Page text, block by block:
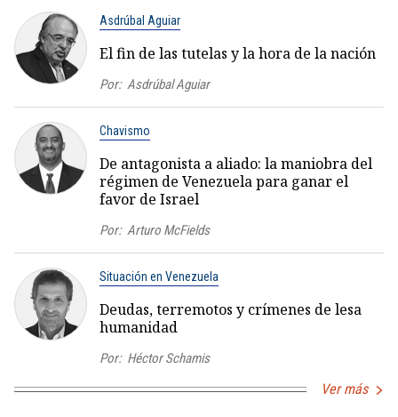
Asdrúbal Aguiar
El fin de las tutelas y la hora de la nación
Por: Asdrúbal Aguiar
Chavismo
De antagonista a aliado: la maniobra del
régimen de Venezuela para ganar el
favor de Israel
Por: Arturo McFields
Situación en Venezuela
Deudas, terremotos y crímenes de lesa
humanidad
Por: Héctor Schamis
Ver más